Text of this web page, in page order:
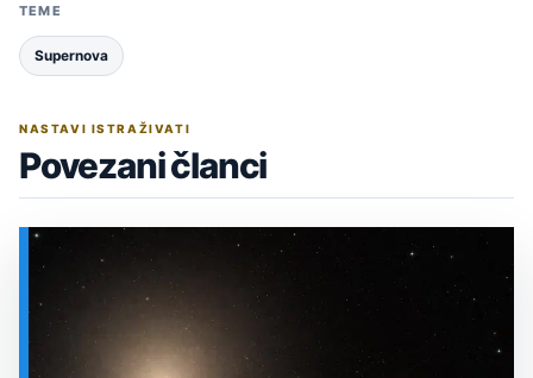
TEME
Supernova
NASTAVI ISTRAŽIVATI
Povezani članci